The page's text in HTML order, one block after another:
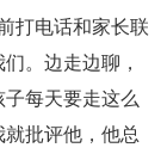
打电话和家长联
。边走边聊，
每天要走这么
批评他，他总